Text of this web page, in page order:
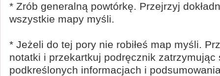
* Zrób generalną powtórkę. Przejrzyj
wszystkie mapy myśli.
* Jeżeli do tej pory nie robiłeś map myśli.
notatki i przekartkuj podręcznik zatrzymując
podkreślonych informacjach i